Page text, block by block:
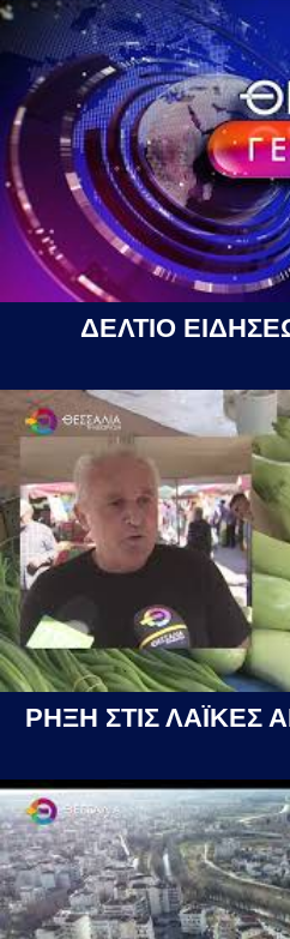
ΔΕΛΤΙΟ
ΡΗΞΗ ΣΤΙΣ ΛΑΪΚΕΣ